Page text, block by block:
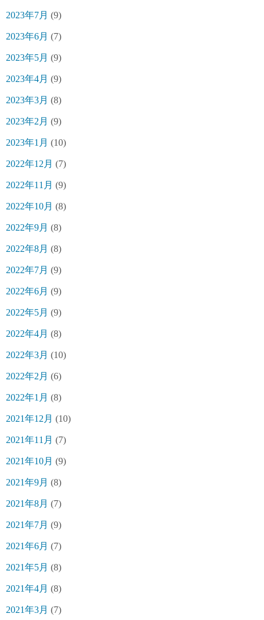
2023年7月 (9)
2023年6月 (7)
2023年5月 (9)
2023年4月 (9)
2023年3月 (8)
2023年2月 (9)
2023年1月 (10)
2022年12月 (7)
2022年11月 (9)
2022年10月 (8)
2022年9月 (8)
2022年8月 (8)
2022年7月 (9)
2022年6月 (9)
2022年5月 (9)
2022年4月 (8)
2022年3月 (10)
2022年2月 (6)
2022年1月 (8)
2021年12月 (10)
2021年11月 (7)
2021年10月 (9)
2021年9月 (8)
2021年8月 (7)
2021年7月 (9)
2021年6月 (7)
2021年5月 (8)
2021年4月 (8)
2021年3月 (7)